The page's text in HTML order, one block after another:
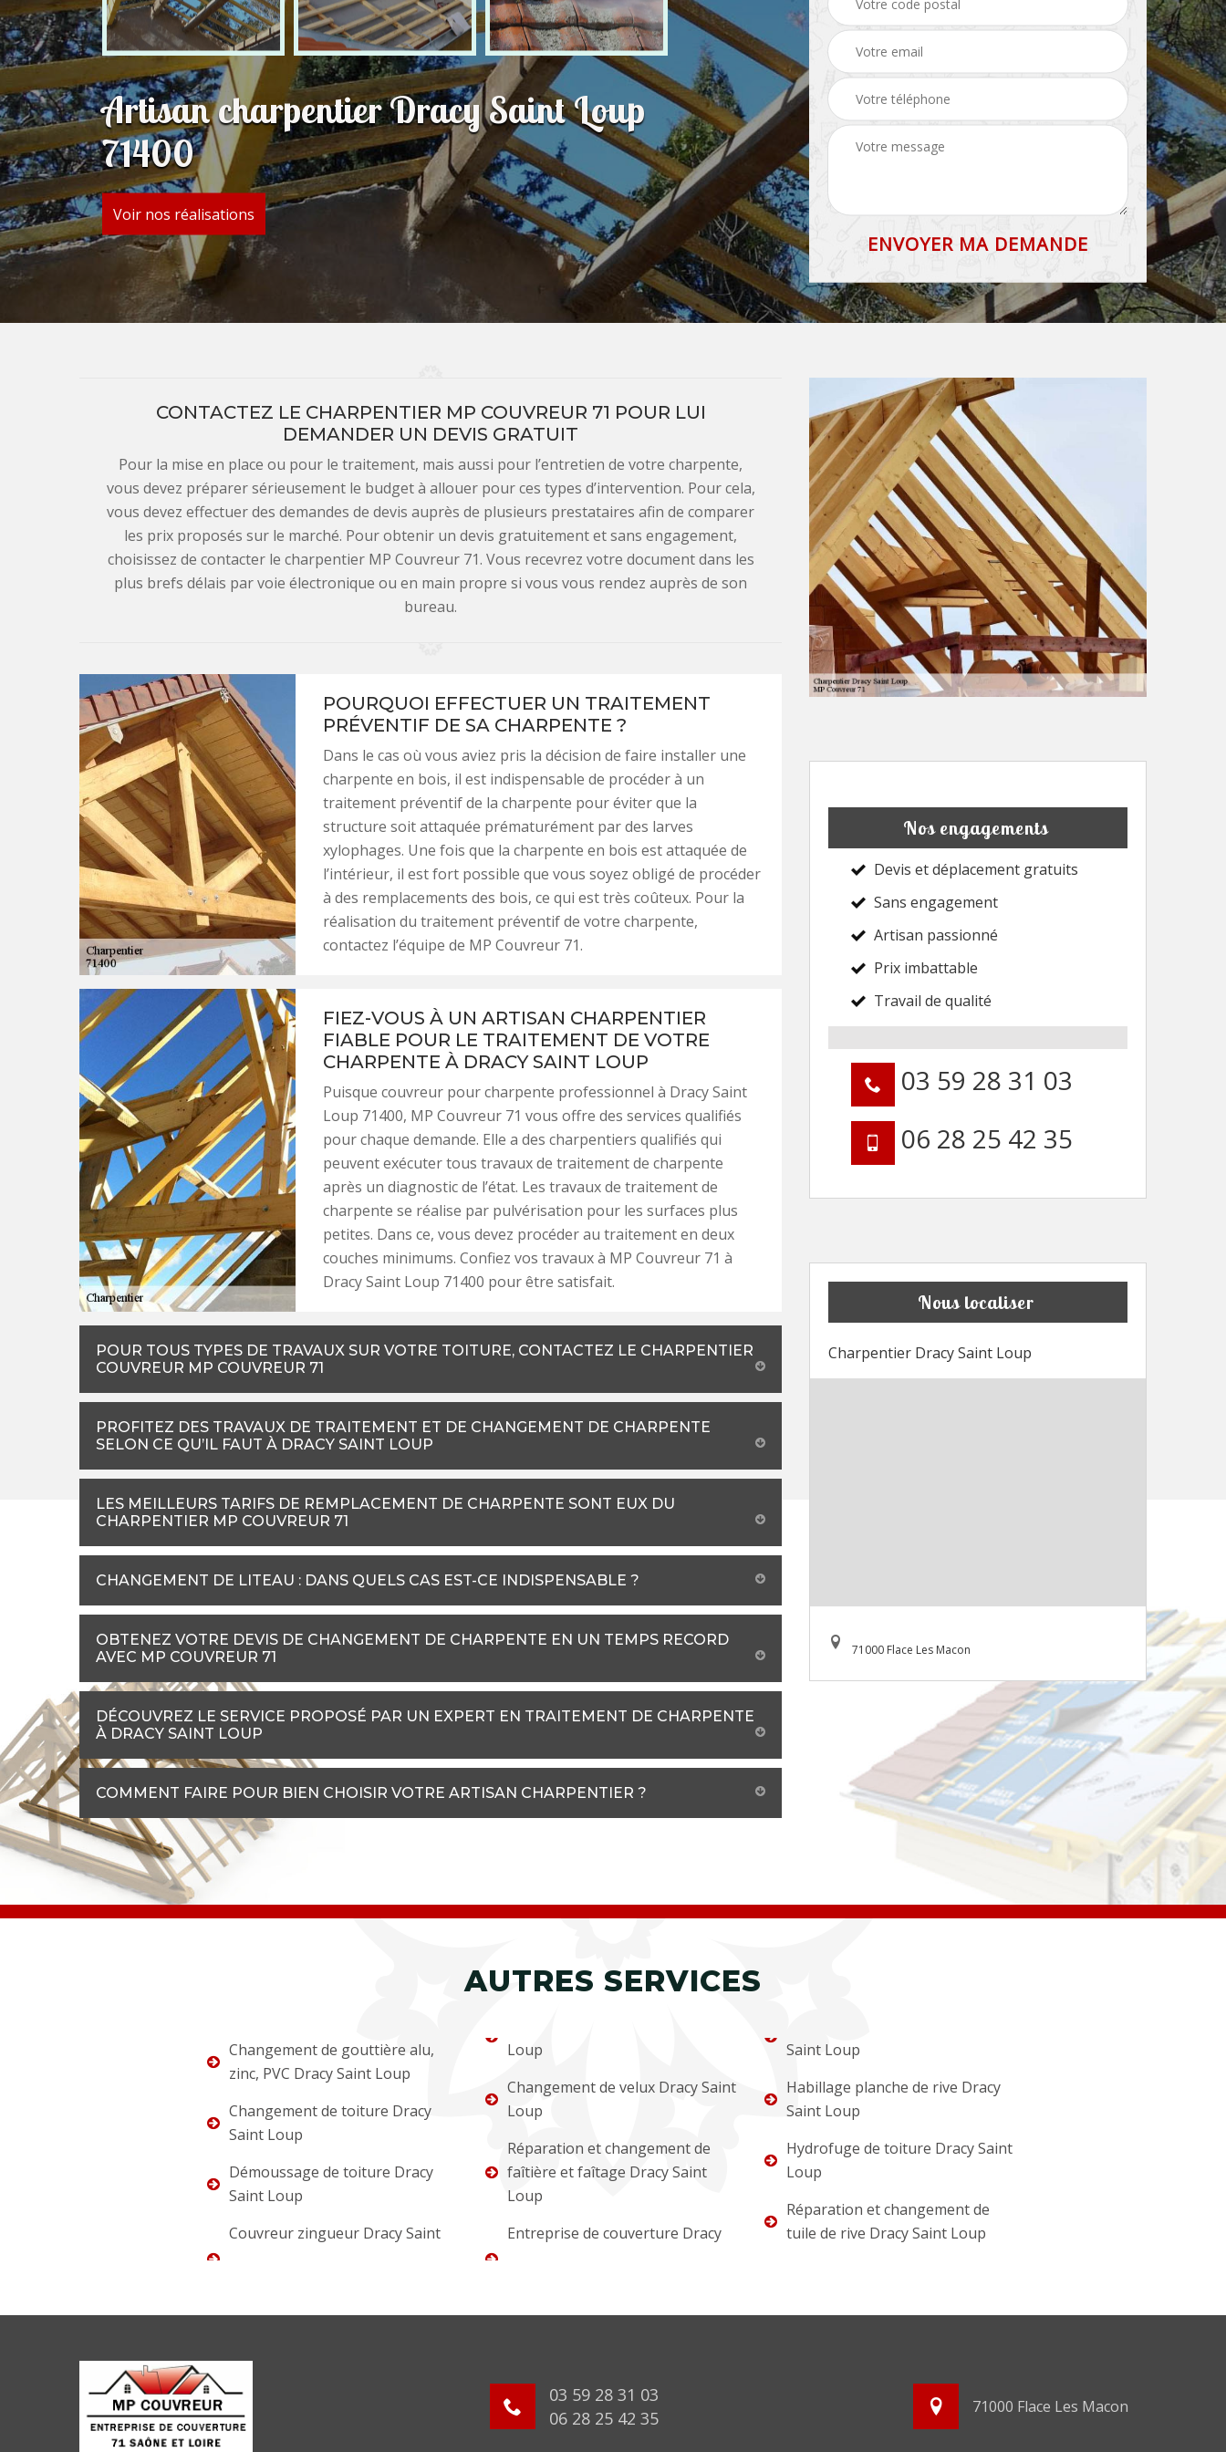
Artisan charpentier Dracy Saint Loup
71400
Voir nos réalisations
CONTACTEZ LE CHARPENTIER MP COUVREUR 71 POUR LUI
DEMANDER UN DEVIS GRATUIT
Pour la mise en place ou pour le traitement, mais aussi pour l’entretien de votre charpente,
vous devez préparer sérieusement le budget à allouer pour ces types d’intervention. Pour cela,
vous devez effectuer des demandes de devis auprès de plusieurs prestataires afin de comparer
les prix proposés sur le marché. Pour obtenir un devis gratuitement et sans engagement,
choisissez de contacter le charpentier MP Couvreur 71. Vous recevrez votre document dans les
plus brefs délais par voie électronique ou en main propre si vous vous rendez auprès de son
bureau.
POURQUOI EFFECTUER UN TRAITEMENT
PRÉVENTIF DE SA CHARPENTE ?
Dans le cas où vous aviez pris la décision de faire installer une
charpente en bois, il est indispensable de procéder à un
traitement préventif de la charpente pour éviter que la
structure soit attaquée prématurément par des larves
xylophages. Une fois que la charpente en bois est attaquée de
l’intérieur, il est fort possible que vous soyez obligé de procéder
à des remplacements des bois, ce qui est très coûteux. Pour la
réalisation du traitement préventif de votre charpente,
contactez l’équipe de MP Couvreur 71.
FIEZ-VOUS À UN ARTISAN CHARPENTIER
FIABLE POUR LE TRAITEMENT DE VOTRE
CHARPENTE À DRACY SAINT LOUP
Puisque couvreur pour charpente professionnel à Dracy Saint
Loup 71400, MP Couvreur 71 vous offre des services qualifiés
pour chaque demande. Elle a des charpentiers qualifiés qui
peuvent exécuter tous travaux de traitement de charpente
après un diagnostic de l’état. Les travaux de traitement de
charpente se réalise par pulvérisation pour les surfaces plus
petites. Dans ce, vous devez procéder au traitement en deux
couches minimums. Confiez vos travaux à MP Couvreur 71 à
Dracy Saint Loup 71400 pour être satisfait.
POUR TOUS TYPES DE TRAVAUX SUR VOTRE TOITURE, CONTACTEZ LE CHARPENTIER
COUVREUR MP COUVREUR 71
PROFITEZ DES TRAVAUX DE TRAITEMENT ET DE CHANGEMENT DE CHARPENTE
SELON CE QU’IL FAUT À DRACY SAINT LOUP
LES MEILLEURS TARIFS DE REMPLACEMENT DE CHARPENTE SONT EUX DU
CHARPENTIER MP COUVREUR 71
CHANGEMENT DE LITEAU : DANS QUELS CAS EST-CE INDISPENSABLE ?
OBTENEZ VOTRE DEVIS DE CHANGEMENT DE CHARPENTE EN UN TEMPS RECORD
AVEC MP COUVREUR 71
DÉCOUVREZ LE SERVICE PROPOSÉ PAR UN EXPERT EN TRAITEMENT DE CHARPENTE
À DRACY SAINT LOUP
COMMENT FAIRE POUR BIEN CHOISIR VOTRE ARTISAN CHARPENTIER ?
Nos engagements
Devis et déplacement gratuits
Sans engagement
Artisan passionné
Prix imbattable
Travail de qualité
03 59 28 31 03
06 28 25 42 35
Nous localiser
Charpentier Dracy Saint Loup
71000 Flace Les Macon
AUTRES SERVICES
Changement de gouttière alu,
zinc, PVC Dracy Saint Loup
Changement de toiture Dracy
Saint Loup
Démoussage de toiture Dracy
Saint Loup
Couvreur zingueur Dracy Saint
Loup
Changement de velux Dracy Saint
Loup
Réparation et changement de
faîtière et faîtage Dracy Saint
Loup
Entreprise de couverture Dracy
Saint Loup
Habillage planche de rive Dracy
Saint Loup
Hydrofuge de toiture Dracy Saint
Loup
Réparation et changement de
tuile de rive Dracy Saint Loup
03 59 28 31 03
06 28 25 42 35
71000 Flace Les Macon